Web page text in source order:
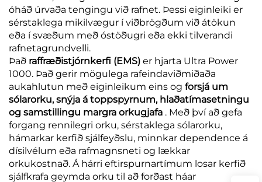
óháð úrvaða tengingu við rafnet. Þessi eiginleiki er
sérstaklega mikilvægur í viðbrögðum við átökun
eða í svæðum með óstöðugri eða ekki tilverandi
rafnetagrundvelli.
Það raffræðistjórnkerfi (EMS) er hjarta Ultra Power
1000. Það gerir mögulega rafeindaviðmiðaða
aukahlutun með eiginleikum eins og forsjá um
sólarorku, snýja á toppspyrnum, hlaðatímasetningu
og samstillingu margra orkugjafa . Með því að gefa
forgang rennilegri orku, sérstaklega sólarorku,
hámarkar kerfið sjálfeyðslu, minnkar dependence á
dísilvélum eða rafmagnsneti og lækkar
orkukostnað. Á hárri eftirspurnartímum losar kerfið
sjálfkrafa geymda orku til að forðast háar